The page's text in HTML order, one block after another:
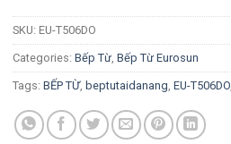
SKU: EU-T506DO
Categories: Bếp Từ Bếp Từ Eurosun
Tags: BẾP TỪ, beptutaidanang EU-T506DO